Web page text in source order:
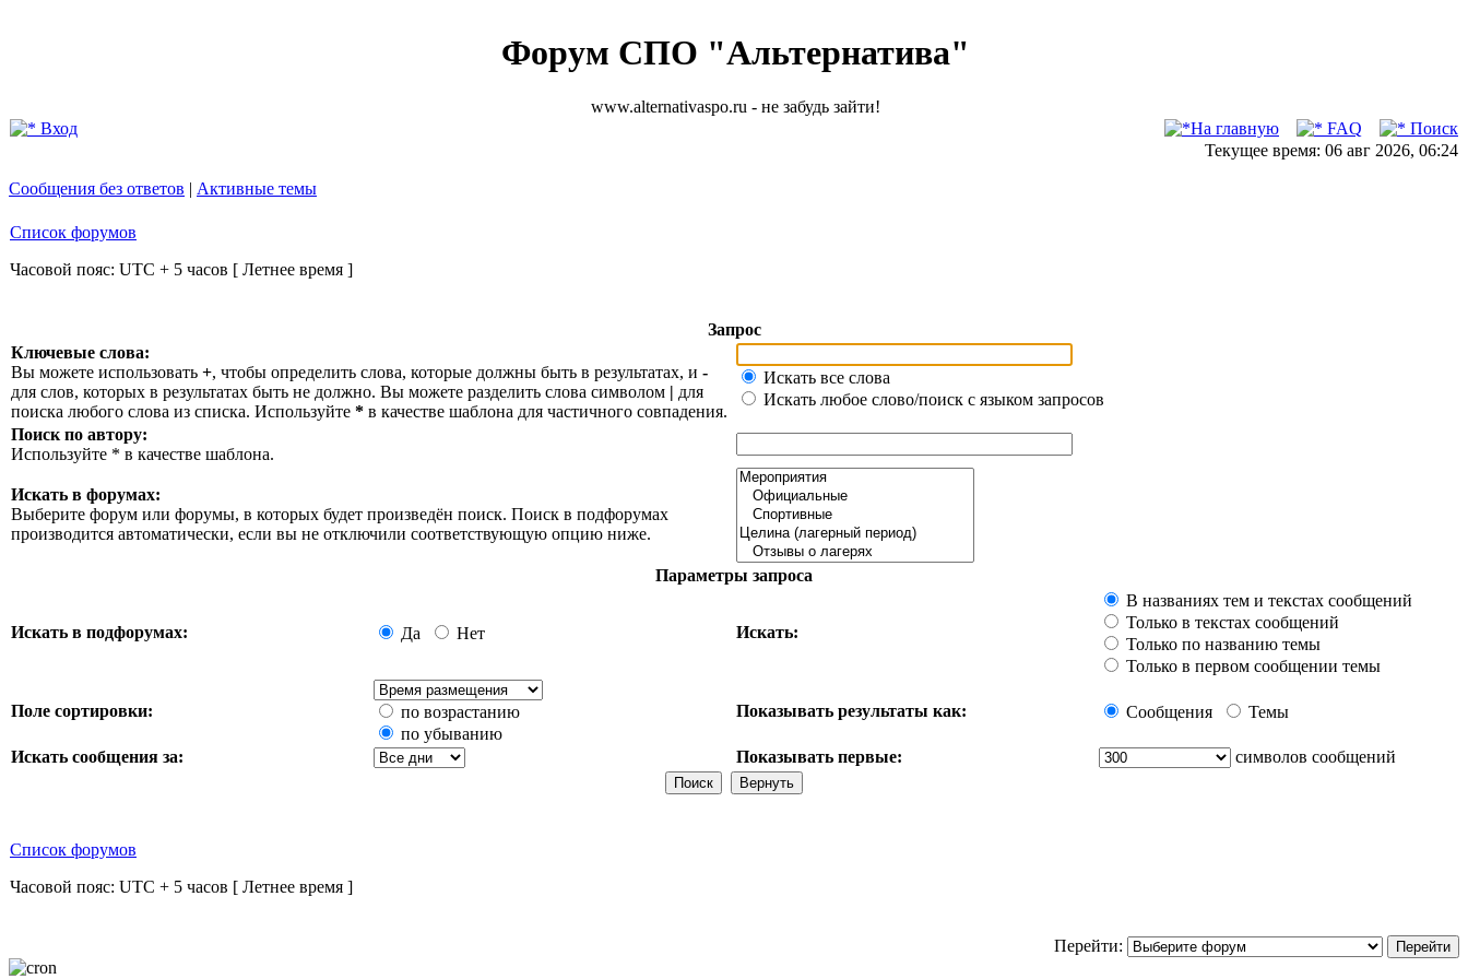
Форум СПО "Альтернатива"
www.alternativaspo.ru - не забудь зайти!
Вход
На главную FAQ
Поиск
Текущее время: 06 авг 2026, 06:24
Сообщения без ответов | Активные темы
Список форумов
Часовой пояс: UTC + 5 часов [ Летнее время ]
Запрос
Ключевые слова:
Вы можете использовать +, чтобы определить слова, которые должны быть в результатах, и -
для слов, которых в результатах быть не должно. Вы можете разделить слова символом | для
поиска любого слова из списка. Используйте * в качестве шаблона для частичного совпадения.
Искать все слова
Искать любое слово/поиск с языком запросов
Поиск по автору:
Используйте * в качестве шаблона.
Искать в форумах:
Выберите форум или форумы, в которых будет произведён поиск. Поиск в подфорумах
производится автоматически, если вы не отключили соответствующую опцию ниже.
Параметры запроса
Искать в подфорумах: Да Нет Искать:
В названиях тем и текстах сообщений
Только в текстах сообщений
Только по названию темы
Только в первом сообщении темы
Поле сортировки:
по возрастанию
по убыванию
Показывать результаты как: Сообщения Темы
Искать сообщения за: Показывать первые: символов сообщений
Список форумов
Часовой пояс: UTC + 5 часов [ Летнее время ]
Перейти: